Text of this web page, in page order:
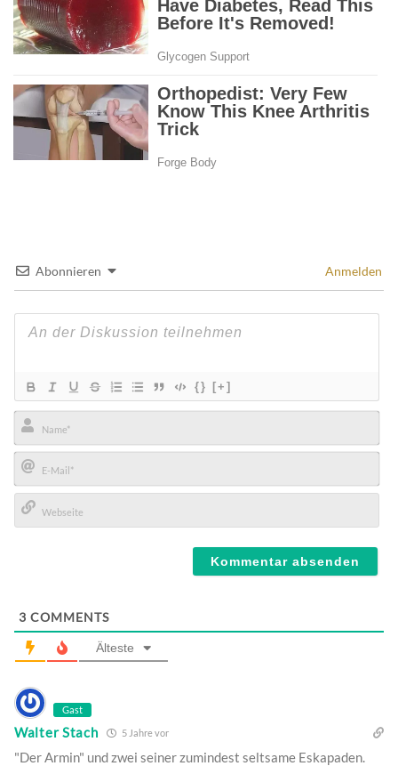
Abonnieren Anmelden
{} [+]
Name*
E-
Mail*
3 COMMENTS
Älteste
Gast
Walter Stach 5 Jahre vor
"Der Armin" und zwei seiner zumindest seltsame Eskapaden.